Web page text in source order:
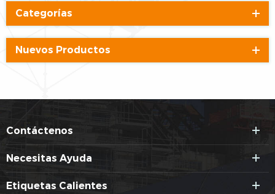
Categorías
Nuevos Productos
Contáctenos
Necesitas Ayuda
Etiquetas Calientes